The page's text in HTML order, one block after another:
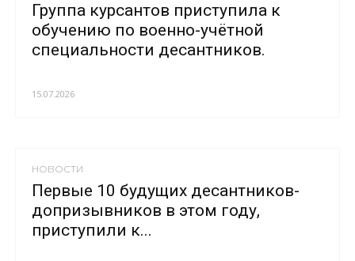
Группа курсантов приступила к
обучению по военно-учётной
специальности десантников.
15.07.2026
НОВОСТИ
Первые 10 будущих десантников-
допризывников в этом году,
приступили к...